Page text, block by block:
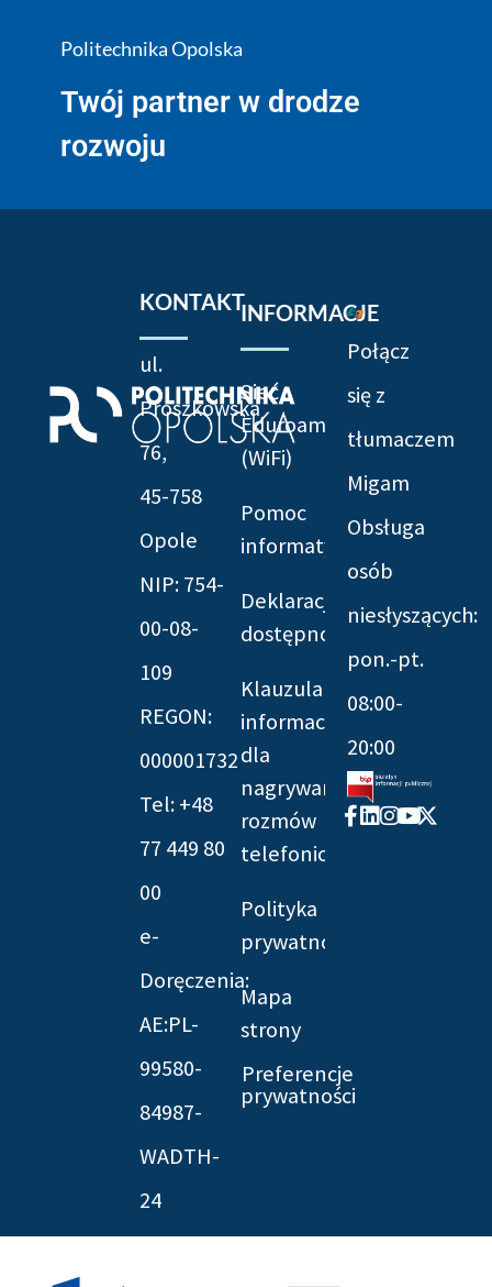
Politechnika Opolska
Twój partner w drodze
rozwoju
KONTAKT
ul.
Prószkowska
76,
45-758
Opole
NIP: 754-
00-08-
109
REGON:
000001732
Tel: +48
77 449 80
00
e-
Doręczenia:
AE:PL-
99580-
84987-
WADTH-
24
INFORMACJE
Sieć
Eduroam
(WiFi)
Pomoc
informatyczna
Deklaracja
dostępności
Klauzula
informacyjna
dla
nagrywania
rozmów
telefonicznych
Polityka
prywatności
Mapa
strony
Preferencje
prywatności
Połącz
się z
tłumaczem
Migam
Obsługa
osób
niesłyszących:
pon.-pt.
08:00-
20:00
Facebook-
f
Linkedin
Instagram
Youtube
X-